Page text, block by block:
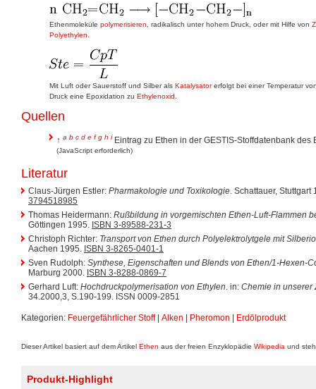
Ethenmoleküle polymerisieren , radikalisch unter hohem Druck, oder mit Hilfe von
Polyethylen
Mit Luft oder Sauerstoff und Silber als Katalysatorerfolgt bei einer Temperatur
Druck eine Epoxidation zu Ethylenoxid
Quellen
↑ a b c d e f g h i Eintrag zu Ethen in der GESTIS-Stoffdatenbank
(JavaScript erforderlich)
Literatur
Claus-Jürgen Estler: Pharmakologie und Toxikologie. Schattauer,
3794518985
Thomas Heidermann: Rußbildung in vorgemischten Ethen-Luft-Flammen
Göttingen 1995. ISBN 3-89588-231-3
Christoph Richter: Transport von Ethen durch Polyelektrolytgele mit
Aachen 1995. ISBN 3-8265-0401-1
Sven Rudolph: Synthese, Eigenschaften und Blends von Ethen/1-Hexen-
Marburg 2000. ISBN 3-8288-0869-7
Gerhard Luft: Hochdruckpolymerisation von Ethylen. in: Chemie in unserer
34.2000,3, S.190-199. ISSN 0009-2851
Kategorien: Feuergefährlicher Stoff| Alken Pheromon Erdölprodukt
Dieser Artikel basiert auf dem Artikel Ethen aus der freien Enzyklopädie Wikipedia und
Produkt-Highlight